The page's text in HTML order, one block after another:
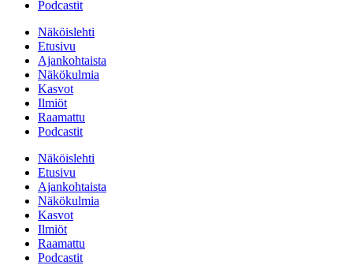
Podcastit
Näköislehti
Etusivu
Ajankohtaista
Näkökulmia
Kasvot
Ilmiöt
Raamattu
Podcastit
Näköislehti
Etusivu
Ajankohtaista
Näkökulmia
Kasvot
Ilmiöt
Raamattu
Podcastit